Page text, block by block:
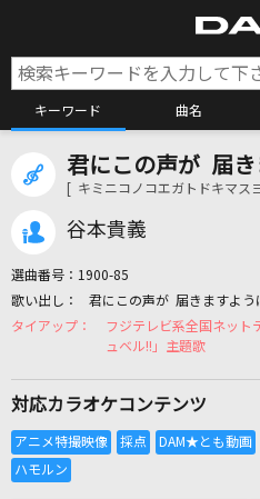
キーワード 曲名
カラオ
カラオケ
全国り
リアルタイムで歌
君にこの声が 届き
[ キミニコノコエガトドキマス
谷本貴義
選曲番号： 1900-85
君にこの声が 届きますよう
フジテレビ系全国ネット
ュベル!!」主題歌
対応カラオケコンテンツ